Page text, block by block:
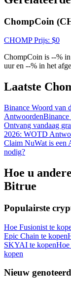
Log inAanmelden
Bitrue-app
ChompCoin
CHOMP Prijs: $0
ChompCoin is --%
uur en --% in het
Laatste
Binance Woord van
AntwoordenBinance
Ontvang vandaag
2026: WOTD
Claim NuWat is een
nodig?
Hoe u
Bitrue
Populairste
Hoe Fusionist te
Epic Chain te kopen
SKYAI te kopenHoe
kopen
Nieuw